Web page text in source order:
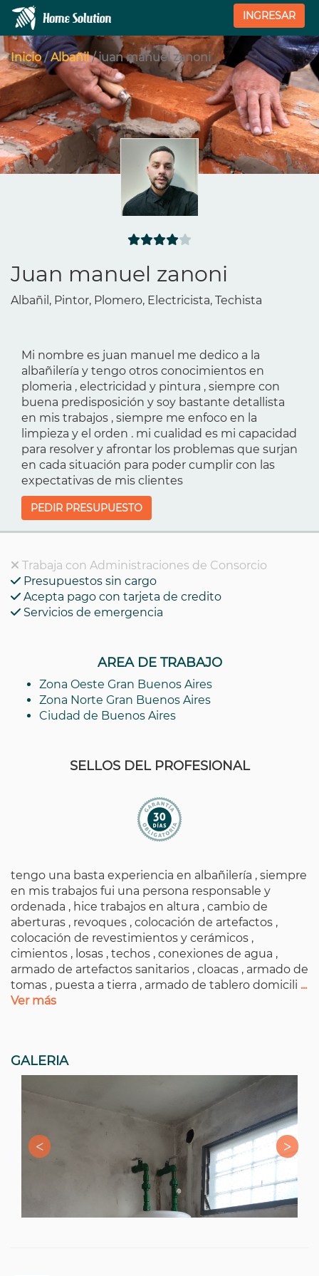
INGRESAR
Inicio/Albañil/ juan manuel zanoni
Juan manuel zanoni
Albañil, Pintor, Plomero, Electricista, Techista
Mi nombre es juan manuel me dedico a la
albañilería y tengo otros conocimientos en
plomeria , electricidad y pintura , siempre con
buena predisposición y soy bastante detallista
en mis trabajos , siempre me enfoco en la
limpieza y el orden . mi cualidad es mi capacidad
para resolver y afrontar los problemas que surjan
en cada situación para poder cumplir con las
expectativas de mis clientes
PEDIR PRESUPUESTO
Trabaja con Administraciones de Consorcio
Presupuestos sin cargo
Acepta pago con tarjeta de credito
Servicios de emergencia
AREA DE TRABAJO
Zona Oeste Gran Buenos Aires
Zona Norte Gran Buenos Aires
Ciudad de Buenos Aires
SELLOS DEL PROFESIONAL
tengo una basta experiencia en albañilería , siempre
en mis trabajos fui una persona responsable y
ordenada , hice trabajos en altura , cambio de
aberturas , revoques , colocación de artefactos ,
colocación de revestimientos y cerámicos ,
cimientos , losas , techos , conexiones de agua ,
armado de artefactos sanitarios , cloacas , armado de
tomas , puesta a tierra , armado de tablero domicili ...
Ver más
GALERIA